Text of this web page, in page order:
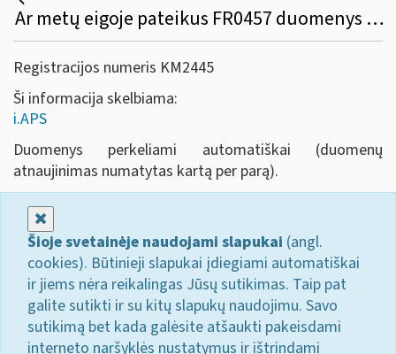
Ar metų eigoje pateikus FR0457 duomenys persikels į i.APS automatiškai?
Registracijos numeris KM2445
Ši informacija skelbiama:
i.APS
Duomenys perkeliami automatiškai (duomenų
atnaujinimas numatytas kartą per parą).
Šioje svetainėje naudojami slapukai (angl.
cookies). Būtinieji slapukai įdiegiami automatiškai
ir jiems nėra reikalingas Jūsų sutikimas. Taip pat
galite sutikti ir su kitų slapukų naudojimu. Savo
sutikimą bet kada galėsite atšaukti pakeisdami
interneto naršyklės nustatymus ir ištrindami